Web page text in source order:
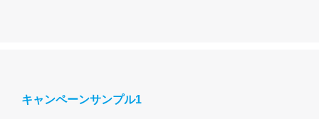
キャンペーンサンプル1